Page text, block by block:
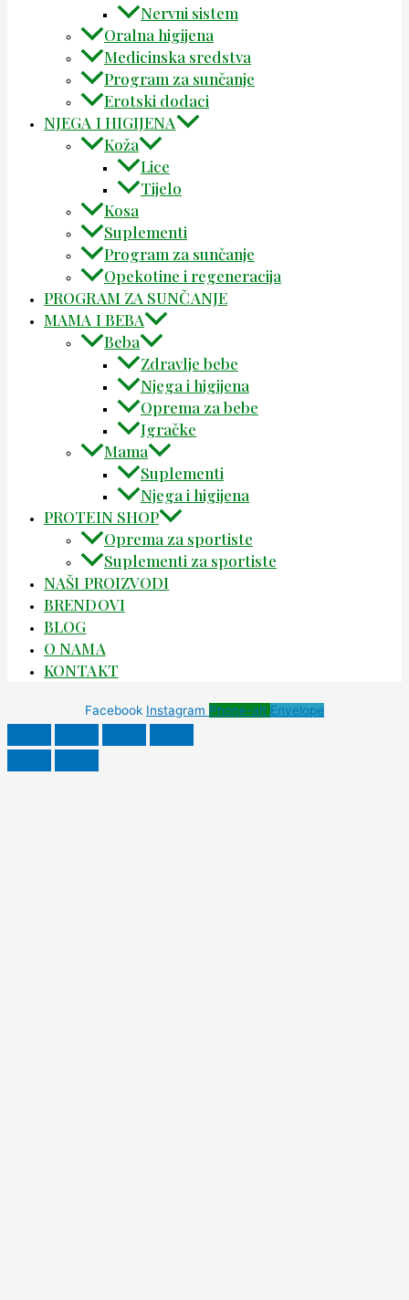
Nervni sistem
Oralna higijena
Medicinska sredstva
Program za sunčanje
Erotski dodaci
NJEGA I HIGIJENA
Koža
Lice
Tijelo
Kosa
Suplementi
Program za sunčanje
Opekotine i regeneracija
PROGRAM ZA SUNČANJE
MAMA I BEBA
Beba
Zdravlje bebe
Njega i higijena
Oprema za bebe
Igračke
Mama
Suplementi
Njega i higijena
PROTEIN SHOP
Oprema za sportiste
Suplementi za sportiste
NAŠI PROIZVODI
BRENDOVI
BLOG
O NAMA
KONTAKT
Facebook Instagram Phone-alt Envelope